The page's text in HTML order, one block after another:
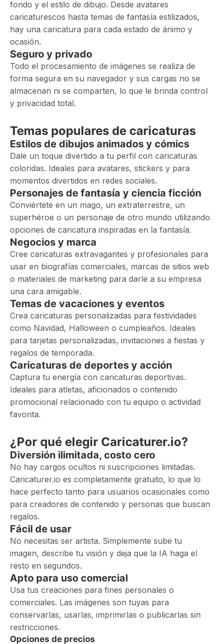
fondo y el estilo de dibujo. Desde avatares
caricaturescos hasta temas de fantasía estilizados,
hay una caricatura para cada estado de ánimo y
ocasión.
Seguro y privado
Todo el procesamiento de imágenes se realiza de
forma segura en su navegador y sus cargas no se
almacenan ni se comparten, lo que le brinda control
y privacidad total.
Temas populares de caricaturas
Estilos de dibujos animados y cómics
Dale un toque divertido a tu perfil con caricaturas
coloridas. Ideales para avatares, stickers y para
momentos divertidos en redes sociales.
Personajes de fantasía y ciencia ficción
Conviértete en un mago, un extraterrestre, un
superhéroe o un personaje de otro mundo utilizando
opciones de caricatura inspiradas en la fantasía.
Negocios y marca
Cree caricaturas extravagantes y profesionales para
usar en biografías comerciales, marcas de sitios web
o materiales de marketing para darle a su empresa
una cara amigable.
Temas de vacaciones y eventos
Crea caricaturas personalizadas para festividades
como Navidad, Halloween o cumpleaños. Ideales
para tarjetas personalizadas, invitaciones a fiestas y
regalos de temporada.
Caricaturas de deportes y acción
Captura tu energía con caricaturas deportivas.
Ideales para atletas, aficionados o contenido
promocional relacionado con tu equipo o actividad
favorita.
¿Por qué elegir Caricaturer.io?
Diversión ilimitada, costo cero
No hay cargos ocultos ni suscripciones limitadas.
Caricaturer.io es completamente gratuito, lo que lo
hace perfecto tanto para usuarios ocasionales como
para creadores de contenido y personas que buscan
regalos.
Fácil de usar
No necesitas ser artista. Simplemente sube tu
imagen, describe tu visión y deja que la IA haga el
resto en segundos.
Apto para uso comercial
Usa tus creaciones para fines personales o
comerciales. Las imágenes son tuyas para
conservarlas, usarlas, imprimirlas o publicarlas sin
restricciones.
Opciones de precios